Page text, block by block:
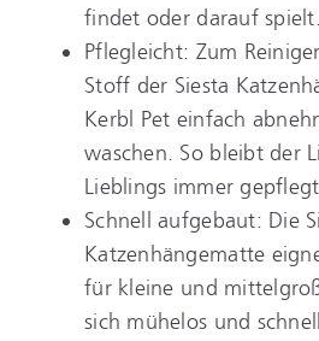
findet oder darauf spielt.
Pflegleicht: Zum
Stoff der Siesta
Kerbl Pet einfach
waschen. So bleibt der
Lieblings immer
Schnell aufgebaut: Die
Katzenhängematte
für kleine und
sich mühelos und